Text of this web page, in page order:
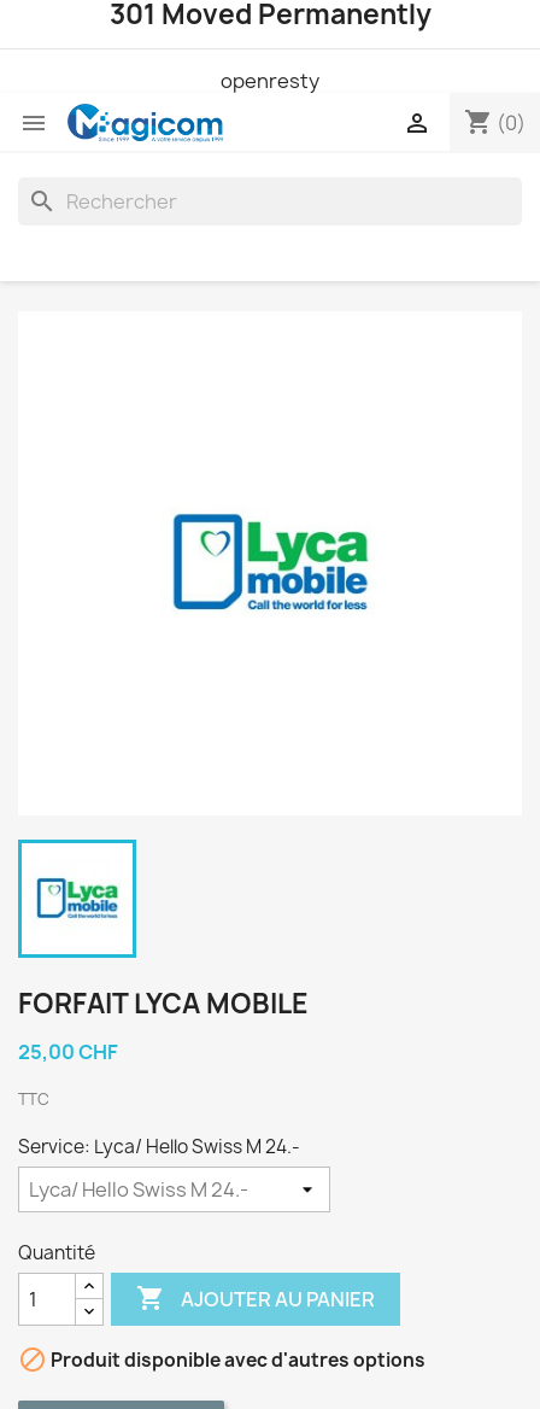
301 Moved Permanently
openresty
 shopping_cart (0)

search
FORFAIT LYCA MOBILE
25,00 CHF
TTC
Service: Lyca/ Hello Swiss M 24.-
Quantité
 AJOUTER AU PANIER
 Produit disponible avec d'autres options